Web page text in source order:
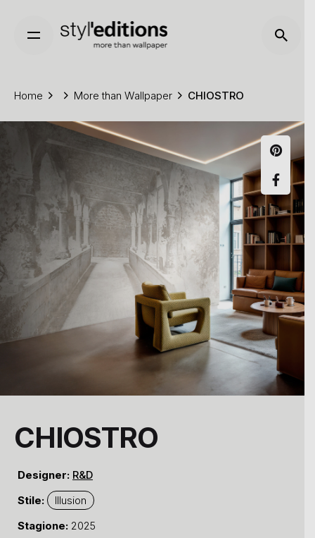
content
Home More than Wallpaper CHIOSTRO
CHIOSTRO
Designer: R&D
Stile:
Illusion
Stagione: 2025